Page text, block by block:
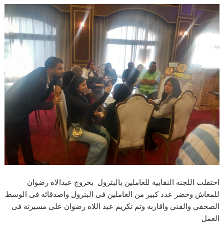
احتفلت اللجنه النقابية للعاملين بالبترول بخروج عبدالاه رضوان
للمعاش وحضر عدد كبير من العاملين فى البترول واصدقائه فى الوسط
الصحفى والفنى واقاربه وتم تكريم عبد اللاه رضوان على مسيرته فى
العمل